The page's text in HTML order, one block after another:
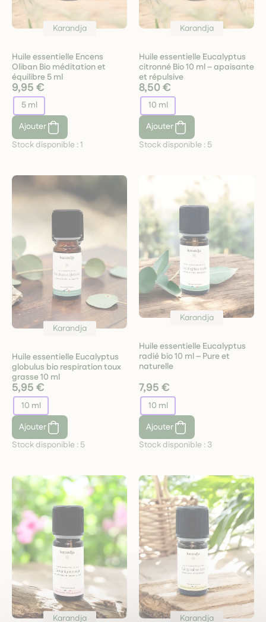
Karandja
Huile essentielle Encens
Oliban Bio méditation et
équilibre 5 ml
9,95 €
5 ml
Ajouter
Stock disponible :1
Karandja
Huile essentielle Eucalyptus
citronné Bio 10 ml – apaisante
et répulsive
8,50 €
10 ml
Ajouter
Stock disponible : 5
Karandja
Huile essentielle Eucalyptus
globulus bio respiration toux
grasse 10 ml
5,95 €
10 ml
Ajouter
Stock disponible : 5
Karandja
Huile essentielle Eucalyptus
radié bio 10 ml – Pure et
naturelle
7,95 €
10 ml
Ajouter
Stock disponible : 3
Karandja Karandja